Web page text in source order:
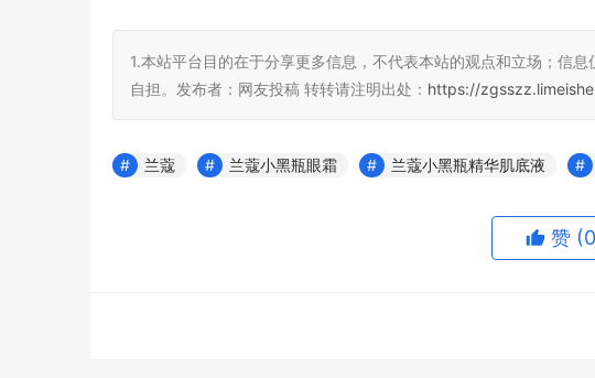
1.本站平台目的在于分享更多信息，不代表本站的观点和立场；信
自担。发布者：网友投稿 转转请注明出处： https://
兰蔻 兰蔻小黑瓶眼霜 兰蔻小黑瓶精华肌底液
赞